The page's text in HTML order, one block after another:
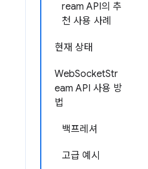
ream API의 추
천 사용 사례
현재 상태
WebSocketStr
eam API 사용 방
법
백프레셔
고급 예시